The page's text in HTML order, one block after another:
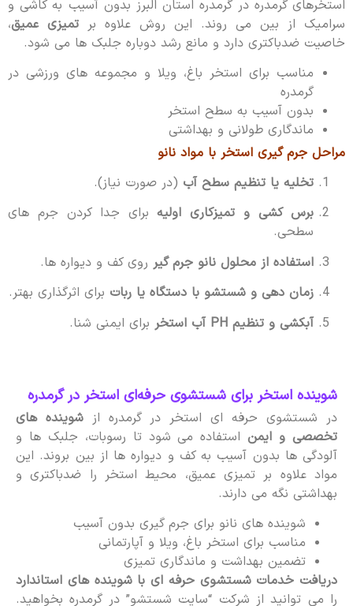
استخرهای گرمدره در گرمدره استان البرز بدون آسیب به کاشی و
سرامیک از بین می روند. این روش علاوه بر تمیزی عمیق،
خاصیت ضدباکتری دارد و مانع رشد دوباره جلبک ها می شود.
مناسب برای استخر باغ، ویلا و مجموعه های ورزشی در
گرمدره
بدون آسیب به سطح استخر
ماندگاری طولانی و بهداشتی
مراحل جرم گیری استخر با مواد نانو
تخلیه یا تنظیم سطح آب(در صورت نیاز).
برس کشی و تمیزکاری اولیهبرای جدا کردن جرم های
سطحی.
استفاده از محلول نانو جرم گیرروی کف و دیواره ها.
زمان دهی و شستشو با دستگاه یا رباتبرای اثرگذاری بهتر.
آبکشی و تنظیم PH آب استخر
برای ایمنی شنا.
شوینده استخر برای شستشوی حرفه‌ای استخر در گرمدره
در شستشوی حرفه ای استخر در گرمدره از شوینده های
تخصصی و ایمناستفاده می شود تا رسوبات، جلبک ها و
آلودگی ها بدون آسیب به کف و دیواره ها از بین بروند. این
مواد علاوه بر تمیزی عمیق، محیط استخر را ضدباکتری و
بهداشتی نگه می دارند.
شوینده های نانو برای جرم گیری بدون آسیب
مناسب برای استخر باغ، ویلا و آپارتمانی
تضمین بهداشت و ماندگاری تمیزی
دریافت خدمات شستشوی حرفه ای با شوینده های استاندارد
را می توانید از شرکت “سایت شستشو” در گرمدره بخواهید.